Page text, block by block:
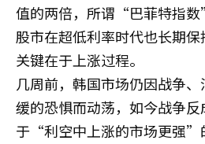
值的两倍，所谓“巴菲特指
股市在超低利率时代也长期
关键在于上涨过程。
几周前，韩国市场仍因战争
缓的恐惧而动荡，如今战争
于“利空中上涨的市场更强”